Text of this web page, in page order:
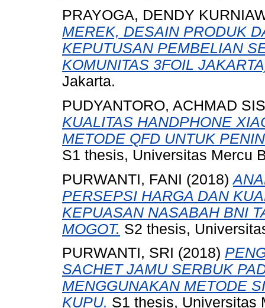
PRAYOGA, DENDY
MEREK, DESAIN PRODUK
KEPUTUSAN PEMBELIAN
KOMUNITAS 3FOIL
Jakarta.
PUDYANTORO, ACHMAD
KUALITAS HANDPHONE
METODE QFD UNTUK
S1 thesis, Universitas Mercu
PURWANTI, FANI (2018)
PERSEPSI HARGA DAN
KEPUASAN NASABAH BNI
MOGOT. S2 thesis,
PURWANTI, SRI (2018)
SACHET JAMU SERBUK
MENGGUNAKAN METODE
KUPU. S1 thesis, Universitas